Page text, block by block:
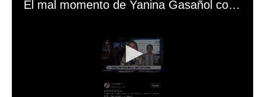
El mal momento de Yanina Gasañol con un hincha argentino en "Subrayado"